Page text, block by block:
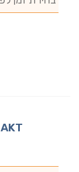
AKT – אחד לאחד- תפקידי ניהול